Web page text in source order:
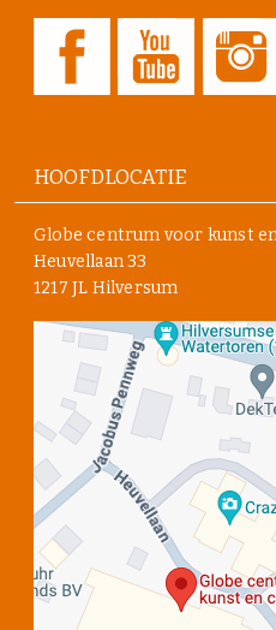
HOOFDLOCATIE
Globe centrum voor kunst
Heuvellaan 33
1217 JL Hilversum